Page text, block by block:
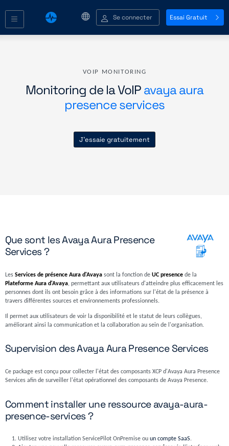
Se connecter Essai Gratuit
VOIP MONITORING
Monitoring de la VoIPavaya aura
presence services
J'essaie gratuitement
Que sont les Avaya Aura Presence
Services ?
Les Services de présence Aura d'Avayasont la fonction de UC presencede la
Plateforme Aura d'Avaya, permettant aux utilisateurs d'atteindre plus efficacement les
personnes dont ils ont besoin grâce à des informations sur l'état de la présence à
travers différentes sources et environnements professionnels.
Il permet aux utilisateurs de voir la disponibilité et le statut de leurs collègues,
améliorant ainsi la communication et la collaboration au sein de l'organisation.
Supervision des Avaya Aura Presence Services
Ce package est conçu pour collecter l'état des composants XCP d'Avaya Aura Presence
Services afin de surveiller l'état opérationnel des composants de Avaya Presence.
Comment installer une ressource avaya-aura-
presence-services ?
Utilisez votre installation ServicePilot OnPremise ouun compte SaaS.